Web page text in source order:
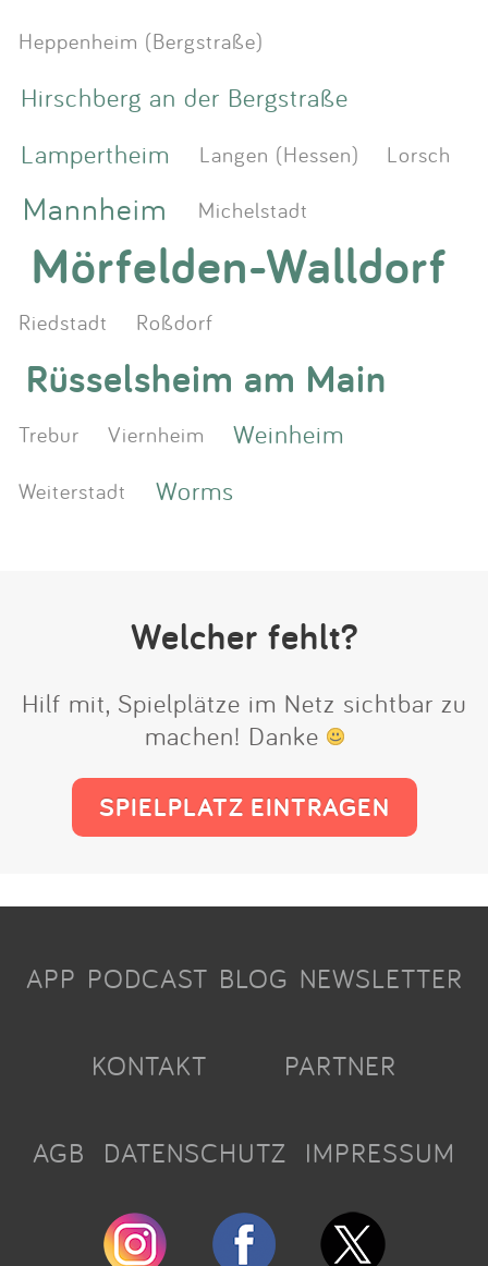
Heppenheim (Bergstraße)
Hirschberg an der Bergstraße
Lampertheim
Langen (Hessen) Lorsch
Mannheim Michelstadt
Mörfelden-Walldorf
Riedstadt Roßdorf
Rüsselsheim am Main
Trebur Viernheim Weinheim
Weiterstadt Worms
Welcher fehlt?
Hilf mit, Spielplätze im Netz sichtbar zu
machen! Danke
SPIELPLATZ EINTRAGEN
APP PODCAST BLOG NEWSLETTER
KONTAKT PARTNER
AGB DATENSCHUTZ IMPRESSUM